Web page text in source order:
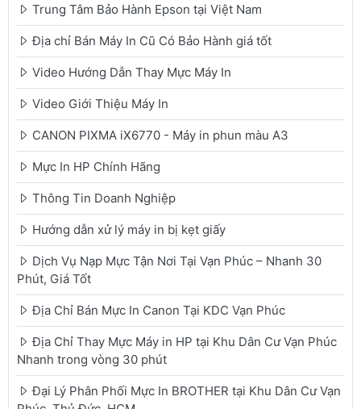
Trung Tâm Bảo Hành Epson tại Việt Nam
Địa chỉ Bán Máy In Cũ Có Bảo Hành giá tốt
Video Hướng Dẫn Thay Mực Máy In
Video Giới Thiệu Máy In
CANON PIXMA iX6770 - Máy in phun màu A3
Mực In HP Chính Hãng
Thông Tin Doanh Nghiệp
Hướng dẫn xử lý máy in bị kẹt giấy
Dịch Vụ Nạp Mực Tận Nơi Tại Vạn Phúc – Nhanh 30
Phút, Giá Tốt
Địa Chỉ Bán Mực In Canon Tại KDC Vạn Phúc
Địa Chỉ Thay Mực Máy in HP tại Khu Dân Cư Vạn Phúc
Nhanh trong vòng 30 phút
Đại Lý Phân Phối Mực In BROTHER tại Khu Dân Cư Vạn